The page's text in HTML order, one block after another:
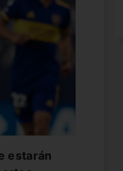
estarán